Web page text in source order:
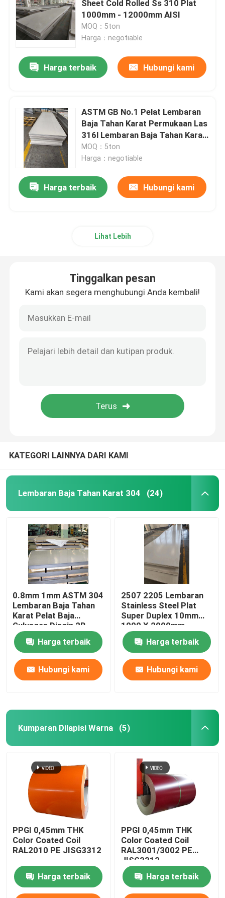
Tabung Persegi Stainless Steel
Batang Bulat Stainless Steel
Kumparan baja karbon
Pipa Baja Karbon
sudut baja tahan karat
Sheet Cold Rolled Ss 310 Plat
1000mm - 12000mm AISI
MOQ：5ton
Harga：negotiable
Harga terbaik Hubungi kami
ASTM GB No.1 Pelat Lembaran
Baja Tahan Karat Permukaan Las
316l Lembaran Baja Tahan Karat
Logam
MOQ：5ton
Harga：negotiable
Harga terbaik Hubungi kami
Lihat Lebih
Tinggalkan pesan
Kami akan segera menghubungi Anda kembali!
KATEGORI LAINNYA DARI KAMI
Lembaran Baja Tahan Karat 304 (24)
0.8mm 1mm ASTM 304
Lembaran Baja Tahan
Karat Pelat Baja
Gulungan Dingin 2B
Selesai Sus321
Harga terbaik
Hubungi kami
2507 2205 Lembaran
Stainless Steel Plat
Super Duplex 10mm
1000 X 2000mm
Harga terbaik
Hubungi kami
Kumparan Dilapisi Warna (5)
PPGI 0,45mm THK
Color Coated Coil
RAL2010 PE JISG3312
Harga terbaik
PPGI 0,45mm THK
Color Coated Coil
RAL3001/3002 PE
JISG3312
Harga terbaik